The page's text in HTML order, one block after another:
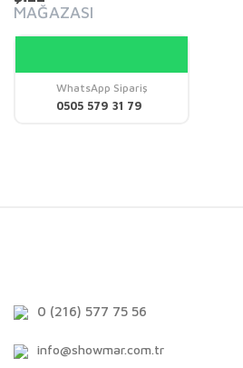
MAĞAZASI
WhatsApp Sipariş
0505 579 31 79
0 (216) 577 75 56
info@showmar.com.tr